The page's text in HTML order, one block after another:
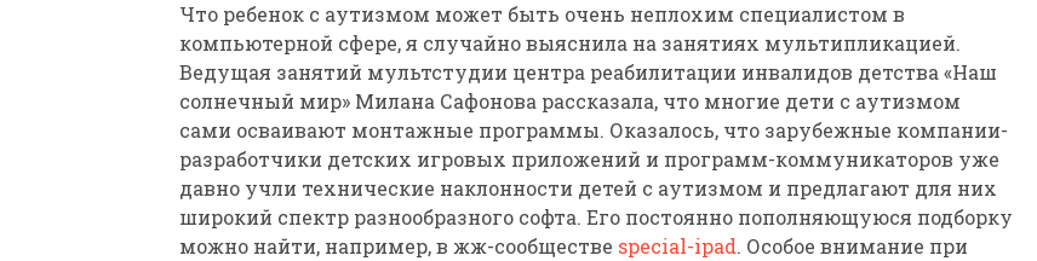
Что ребенок с аутизмом может быть очень неплохим специалистом в
компьютерной сфере, я случайно выяснила на занятиях мультипликацией.
Ведущая занятий мультстудии центра реабилитации инвалидов детства «Наш
солнечный мир» Милана Сафонова рассказала, что многие дети с аутизмом
сами осваивают монтажные программы. Оказалось, что зарубежные компании-
разработчики детских игровых приложений и программ-коммуникаторов уже
давно учли технические наклонности детей с аутизмом и предлагают для них
широкий спектр разнообразного софта. Его постоянно пополняющуюся подборку
можно найти, например, в жж-сообществе special-ipad. Особое внимание при
ИНЖЕНЕР С ТВОРЧЕСКИМИ АМБИЦИЯМИ.
ИЛИ КАК ЖЕНЩИНА ИЗ НОВОПОЛОЦКА
НАШЛА СЕБЯ В ИСКУССТВЕ
ИСКУССТВО 31 АВГ
ПАРАЛИМПИЙСКАЯ ЧЕМПИОНКА ПО
БИАТЛОНУ И ЛЫЖНЫМ ГОНКАМ ИЗ
КАЗАНИ ИРИНА ПОЛЯКОВА
БЕЗ НОГ 12 СЕН 0